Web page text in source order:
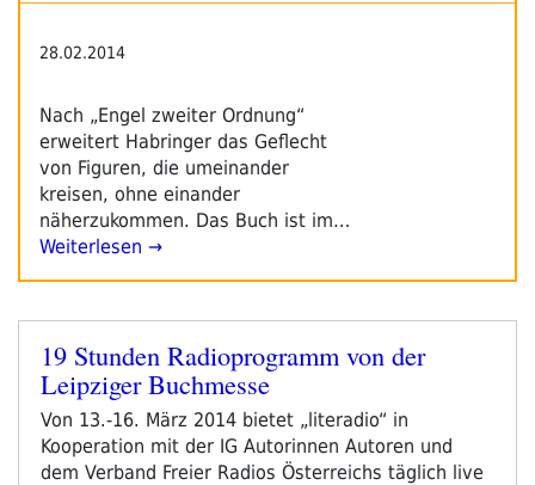
Pressetext“
28.02.2014
Nach „Engel zweiter Ordnung“
erweitert Habringer das Geflecht
von Figuren, die umeinander
kreisen, ohne einander
näherzukommen. Das Buch ist im…
Weiterlesen →
Veröffentlicht
am
19 Stunden Radioprogramm von der
Leipziger Buchmesse
Von 13.-16. März 2014 bietet „literadio“ in
Kooperation mit der IG Autorinnen Autoren und
dem Verband Freier Radios Österreichs täglich live